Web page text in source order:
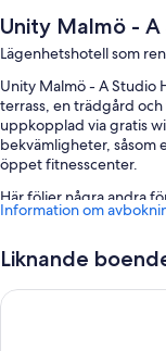
Unity Malmö -
Lägenhetshotell som
Unity Malmö - A Studio
terrass, en trädgård
uppkopplad via gratis
bekvämligheter,
öppet fitnesscenter.
Här följer några andra
Conciergetjänster,
Mötesrum,
Information om
Liknande
Moment Hotels